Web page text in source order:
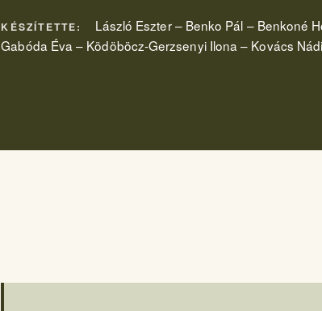
KÉSZÍTETTE:
László Eszter – Benko Pál – Benkoné
Gabóda Éva – Ködöböcz‑Gerzsenyi Ilona – Kovács